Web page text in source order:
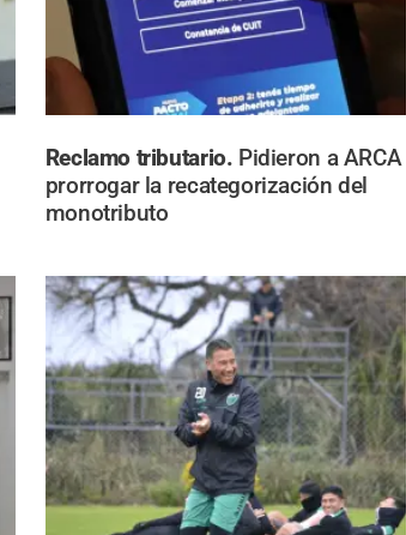
Reclamo tributario. Pidieron a ARCA
prorrogar la recategorización del
monotributo